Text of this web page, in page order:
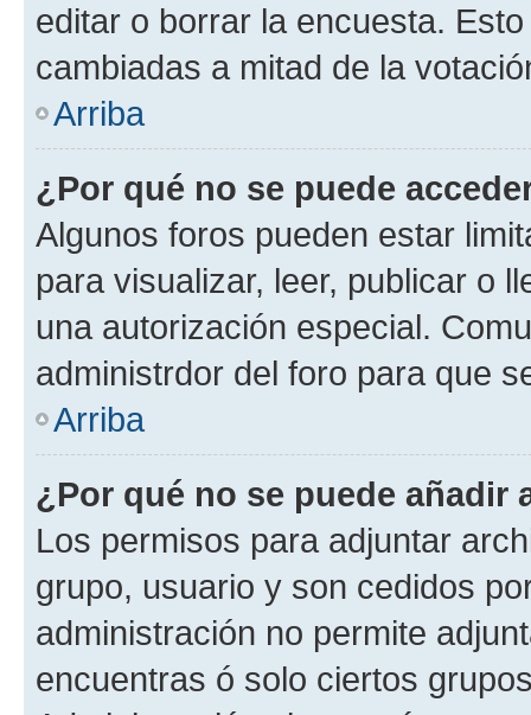
editar o borrar la encuesta.
cambiadas a mitad de la
Arriba
¿Por qué no se puede
Algunos foros pueden estar
para visualizar, leer, publicar o
una autorización especial.
administrdor del foro para que
Arriba
¿Por qué no se puede añadir
Los permisos para adjuntar
grupo, usuario y son cedidos
administración no permite
encuentras ó solo ciertos